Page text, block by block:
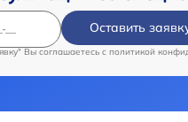
Оставить
Вы соглашаетесь c политикой